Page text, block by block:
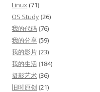
Linux (71)
OS Study (26)
我的代码 (76)
我的分享 (59)
我的影片 (23)
我的生活 (184)
摄影艺术 (36)
旧时原创 (21)